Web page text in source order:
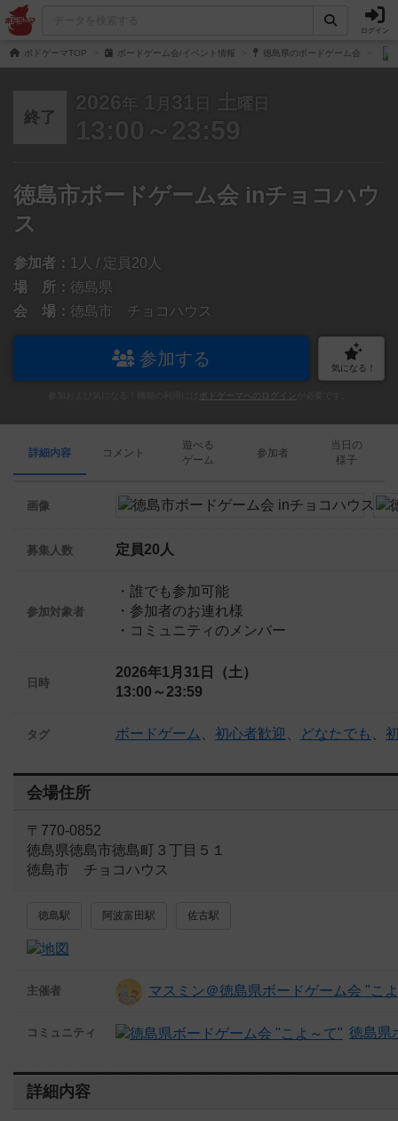
ログイン
ボドゲーマTOP ボードゲーム会/イベント情報 徳島県のボードゲーム会
終了
2026 年 1 月 31 日 土 曜日
13:00～23:59
徳島市ボードゲーム会 inチョコハウ
ス
参加者： 1人 / 定員20人
場 所： 徳島県
会 場： 徳島市 チョコハウス
参加する 気になる！
ボドゲーマへのログイン
詳細内容 コメント
遊べる
ゲーム
参加者
当日の
様子
画像
募集人数 定員20人
参加対象者
・誰でも参加可能
・参加者のお連れ様
・コミュニティのメンバー
日時
2026年1月31日（土）
13:00～23:59
タグ ボードゲーム 初心者歓迎 どなたでも
会場住所
〒770-0852
徳島県徳島市徳島町３丁目５１
徳島市 チョコハウス
徳島駅 阿波富田駅 佐古駅
主催者 マスミン＠徳島県ボードゲーム会 "こ
コミュニティ 徳島県
詳細内容